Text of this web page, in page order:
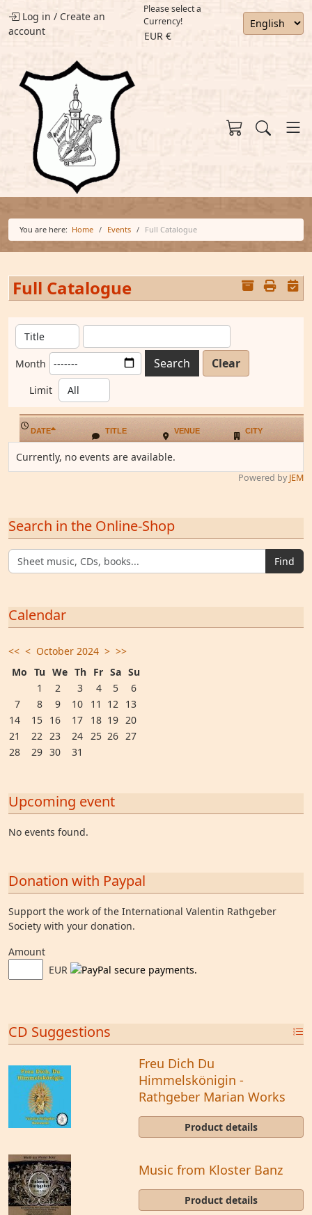
Log in / Create an
account
Please select a
Currency!
EUR €
You are here: Home Events Full Catalogue
Full Catalogue
Month Search Clear
Limit
DATE TITLE VENUE CITY
Currently, no events are available.
Powered byJEM
Search in the Online-Shop
Find
Calendar
<< < October 2024 > >>
Mo Tu We Th Fr Sa Su
1
2 3 4 5
6
7
8 9 10 11 12 13
14
15 16 17 18 19 20
21
22 23 24 25 26 27
28
29 30 31
Upcoming event
No events found.
Donation with Paypal
Support the work of the International Valentin Rathgeber
Society with your donation.
Amount
EUR
CD Suggestions
Freu Dich Du
Himmelskönigin -
Rathgeber Marian Works
Product details
Music from Kloster Banz
Product details